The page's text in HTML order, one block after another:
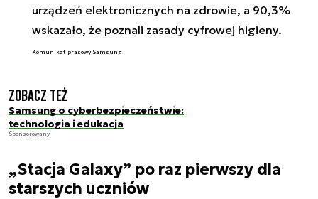
urządzeń elektronicznych na zdrowie, a 90,3%
wskazało, że poznali zasady cyfrowej higieny.
Komunikat prasowy Samsung
Zobacz też
Samsung o cyberbezpieczeństwie:
technologia i edukacja
Sponsorowany
„Stacja Galaxy” po raz pierwszy dla
starszych uczniów